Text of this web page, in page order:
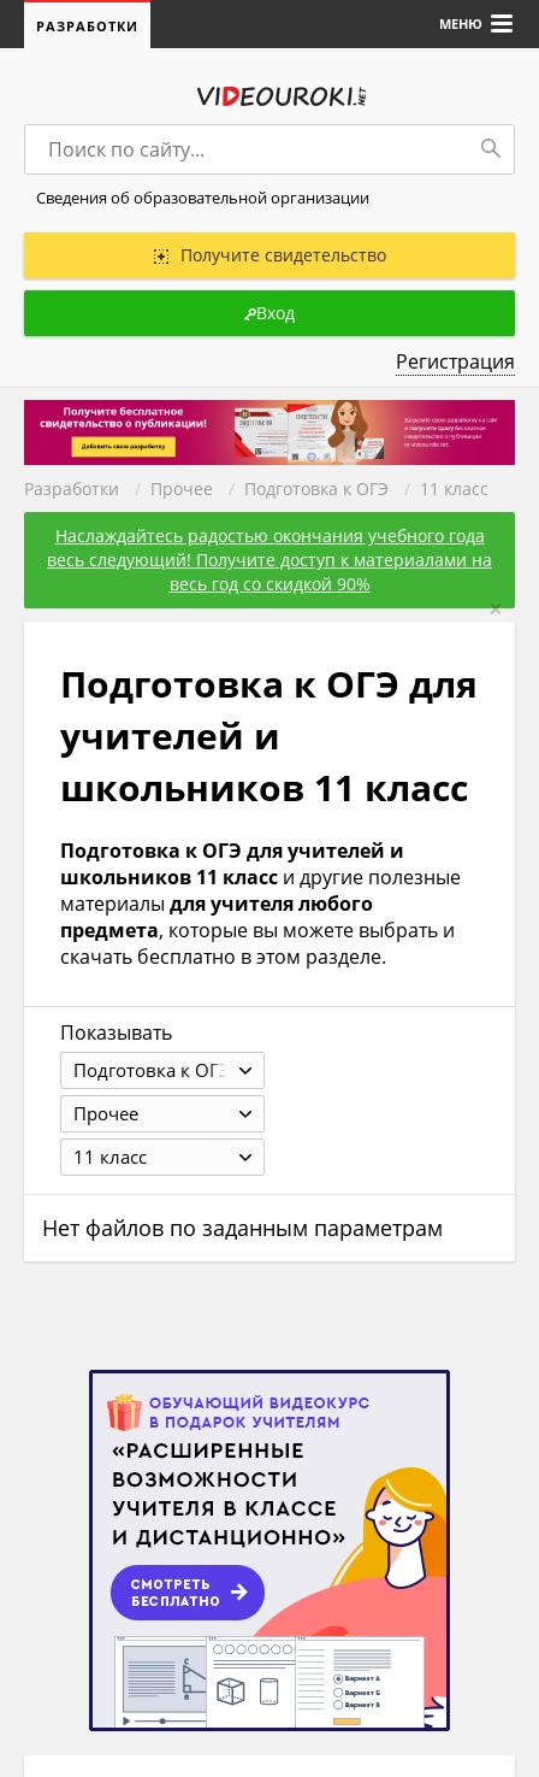
МЕНЮ
РАЗРАБОТКИ
Сведения об образовательной организации
Получите свидетельство
Вход
Регистрация
Разработки / Прочее / Подготовка к ОГЭ / 11 класс
Наслаждайтесь радостью окончания учебного года
весь следующий! Получите доступ к материалами на
весь год со скидкой 90%
×
Подготовка к ОГЭ для
учителей и
школьников 11 класс
Подготовка к ОГЭ для учителей и
школьников 11 класс и другие полезные
материалы для учителя любого
предмета, которые вы можете выбрать и
скачать бесплатно в этом разделе.
Показывать
Подготовка к ОГЭ
Прочее
11 класс
Нет файлов по заданным параметрам